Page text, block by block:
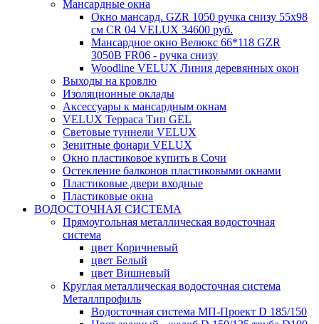
Мансардные окна
Окно мансард. GZR 1050 ручка снизу 55х98
см CR 04 VELUX 34600 руб.
Мансардное окно Велюкс 66*118 GZR
3050B FR06 - ручка снизу
Woodline VELUX Линия деревянных окон
Выходы на кровлю
Изоляционные оклады
Аксессуары к мансардным окнам
VELUX Терраса Тип GEL
Световые туннели VELUX
Зенитные фонари VELUX
Окно пластиковое купить в Сочи
Остекление балконов пластиковыми окнами
Пластиковые двери входные
Пластиковые окна
ВОДОСТОЧНАЯ СИСТЕМА
Прямоугольная металлическая водосточная
система
цвет Коричневый
цвет Белый
цвет Вишневый
Круглая металлическая водосточная система
Металлпрофиль
Водосточная система МП-Проект D 185/150